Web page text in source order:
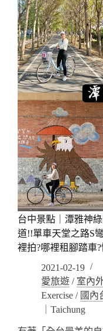
台中景點｜潭雅神
道!!單車天堂之路S
裡拍?哪裡租腳踏車
2021-02-19
愛旅遊 / 室內
Exercise / 國內
｜Taichung